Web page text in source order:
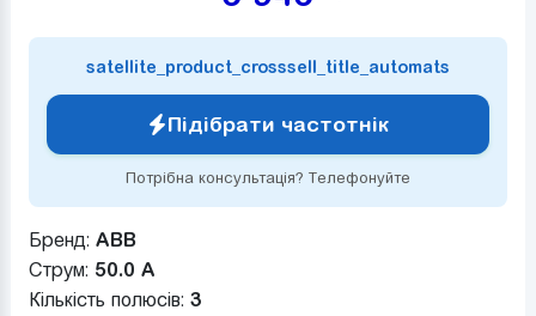
satellite_product_crosssell_title_automats
Підібрати частотнік
Потрібна консультація? Телефонуйте
Бренд: ABB
Струм: 50.0 А
Кількість полюсів: 3